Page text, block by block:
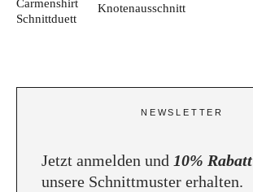
Knotenausschnitt
NEWSLETTER
Jetzt anmelden und 10% Rabatt
unsere Schnittmuster erhalten.